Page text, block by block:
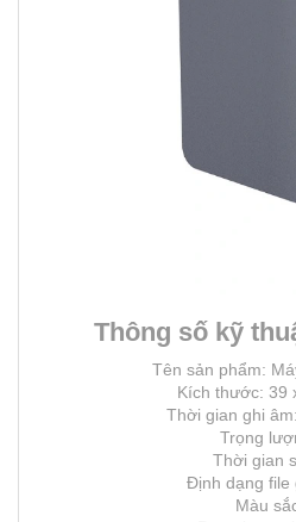
Thông số kỹ
Tên sản phẩm:
Kích thước: 39
Thời gian ghi
Trọng
Thời gian
Định dạng file
Màu